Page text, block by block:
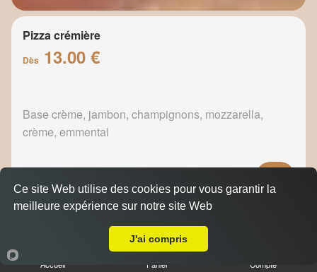
Pizza crémière
Dès 13.00 €
Base crème, jambon, champignons, mozzarella,
crème, emmental
Pizza fermière
Accueil Panier Compte
Ce site Web utilise des cookies pour vous garantir la
meilleure expérience sur notre site Web
J'ai compris